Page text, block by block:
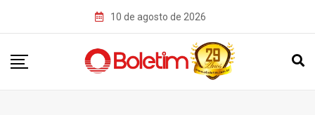
10 de agosto de 2026